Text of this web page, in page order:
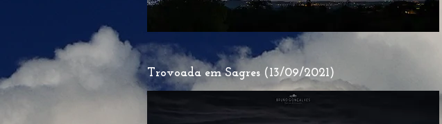
Trovoada em Sagres (13/09/2021)